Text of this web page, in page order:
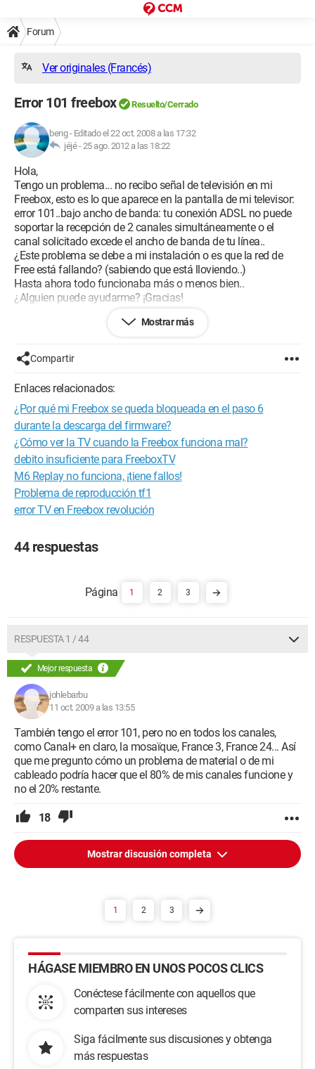
Forum
Ver originales (Francés)
Error 101 freebox Resuelto/Cerrado
beng- Editado el 22 oct. 2008 a las 17:32
jéjé -25 ago. 2012 a las 18:22
Hola,
Tengo un problema... no recibo señal de televisión en mi
Freebox, esto es lo que aparece en la pantalla de mi televisor:
error 101..bajo ancho de banda: tu conexión ADSL no puede
soportar la recepción de 2 canales simultáneamente o el
canal solicitado excede el ancho de banda de tu línea..
¿Este problema se debe a mi instalación o es que la red de
Free está fallando? (sabiendo que está lloviendo..)
Hasta ahora todo funcionaba más o menos bien..
¿Alguien puede ayudarme? ¡Gracias!
Windows Vista Firefox 2.0.0.14
Mostrar más
Compartir
Enlaces relacionados:
¿Por qué mi Freebox se queda bloqueada en el paso 6
durante la descarga del firmware?
¿Cómo ver la TV cuando la Freebox funciona mal?
debito insuficiente para FreeboxTV
M6 Replay no funciona, ¡tiene fallos!
Problema de reproducción tf1
error TV en Freebox revolución
44 respuestas
1 2 3
RESPUESTA 1 / 44
Mejor respuesta
johlebarbu
11 oct. 2009 a las 13:55
También tengo el error 101, pero no en todos los canales,
como Canal+ en claro, la mosaïque, France 3, France 24... Así
que me pregunto cómo un problema de material o de mi
cableado podría hacer que el 80% de mis canales funcione y
no el 20% restante.
18
Mostrar discusión completa
1 2 3
HÁGASE MIEMBRO EN UNOS POCOS CLICS
Conéctese fácilmente con aquellos que
comparten sus intereses
Siga fácilmente sus discusiones y obtenga
más respuestas